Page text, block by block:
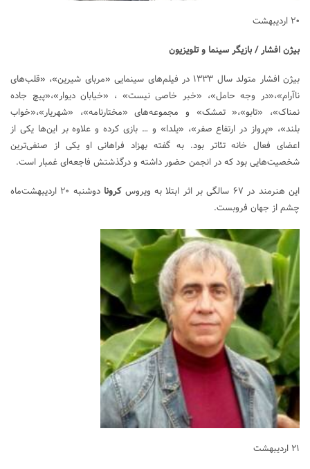
۲۰ اردیبهشت
بیژن افشار / بازیگر سینما و تلویزیون
بیژن افشار متولد سال ۱۳۳۳ در فیلم‌های سینمایی «مربای شیرین»، «قلب‌های
ناآرام»،«در وجه حامل»، «خبر خاصی نیست» ، «خیابان دیوار»،«پیچ جاده
نمناک»، «تابو»،« تمشک» و مجموعه‌های «مختارنامه»، «شهریار»،«خواب
بلند»، «پرواز در ارتفاع صفر»، «یلدا» و … بازی کرده و علاوه بر این‌ها یکی از
اعضای فعال خانه تئاتر بود. به گفته بهزاد فراهانی او یکی از صنفی‌ترین
شخصیت‌هایی بود که در انجمن حضور داشته و درگذشتش فاجعه‌ای غمبار است.
این هنرمند در ۶۷ سالگی بر اثر ابتلا به ویروس
کرونا
دوشنبه ۲۰ اردیبهشت‌ماه
چشم از جهان فروبست.
۲۱ اردیبهشت